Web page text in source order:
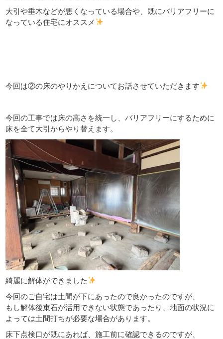
大引や垂木などが悪くなっている場合や、既にバリアフリーに
なっている住宅にオススメ
今回は②の床のやりかえについてお話させていただきます
今回の工事では床の高さを統一し、バリアフリーにするために
床を全て大引からやり替えます。
綺麗に解体ができました
今回のご自宅は土間が下にあったので良かったのですが、
もし解体後束石が活用できない状態であったり、地面の状況に
よっては土間打ちが必要な場合があります。
床下点検口が既にあれば、施工前に確認できるのですが、